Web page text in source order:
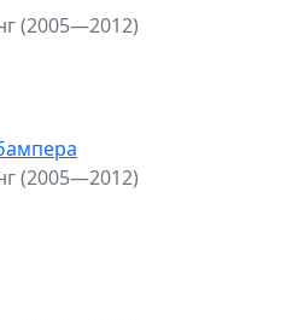
(2005—2012)
(2005—2012)